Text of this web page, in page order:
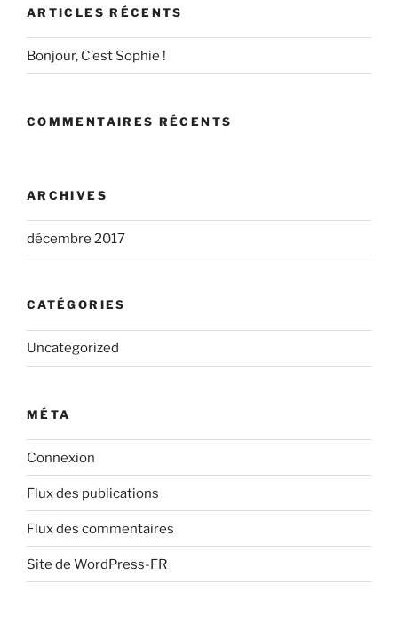
ARTICLES RÉCENTS
Bonjour, C’est Sophie !
COMMENTAIRES RÉCENTS
ARCHIVES
décembre 2017
CATÉGORIES
Uncategorized
MÉTA
Connexion
Flux des publications
Flux des commentaires
Site de WordPress-FR